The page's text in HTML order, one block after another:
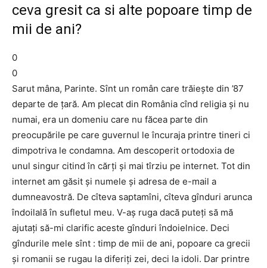
ceva gresit ca si alte popoare timp de
mii de ani?
0
0
Sarut mâna, Parinte. Sînt un român care trăieşte din ’87
departe de ţară. Am plecat din România cînd religia şi nu
numai, era un domeniu care nu făcea parte din
preocupările pe care guvernul le încuraja printre tineri ci
dimpotriva le condamna. Am descoperit ortodoxia de
unul singur citind în cărţi şi mai tîrziu pe internet. Tot din
internet am găsit şi numele şi adresa de e-mail a
dumneavostră. De cîteva saptamîni, cîteva gînduri arunca
îndoilală în sufletul meu. V-aş ruga dacă puteţi să mă
ajutaţi să-mi clarific aceste gînduri îndoielnice. Deci
gîndurile mele sînt : timp de mii de ani, popoare ca grecii
şi romanii se rugau la diferiţi zei, deci la idoli. Dar printre